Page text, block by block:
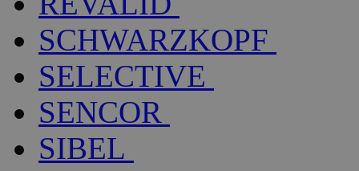
SCHWARZKOPF
SELECTIVE
SENCOR
SIBEL